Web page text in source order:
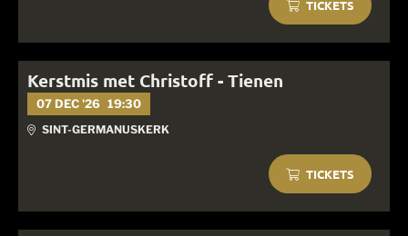
TICKETS
Kerstmis met Christoff - Tienen
07 DEC '26 19:30
SINT-GERMANUSKERK
TICKETS